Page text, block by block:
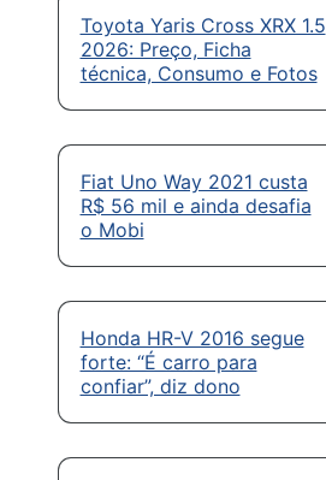
Toyota Yaris Cross XRX 1.5
2026: Preço, Ficha
técnica, Consumo e Fotos
Fiat Uno Way 2021 custa
R$ 56 mil e ainda desafia
o Mobi
Honda HR-V 2016 segue
forte: “É carro para
confiar”, diz dono